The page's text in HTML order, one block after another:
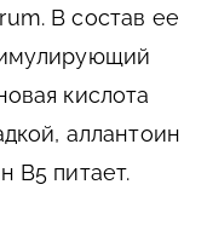
В состав ее
кислота
аллантоин
В5 питает.